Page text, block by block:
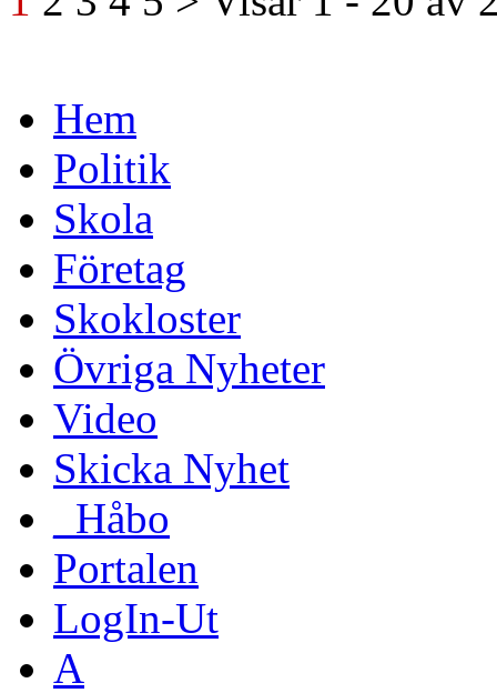
Hem
Politik
Skola
Företag
Skokloster
Övriga Nyheter
Video
Skicka Nyhet
_Håbo
Portalen
LogIn-Ut
A